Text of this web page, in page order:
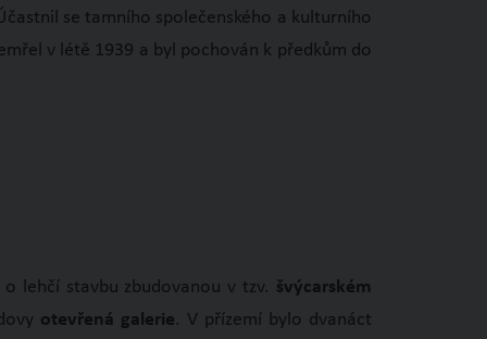
se tamního společenského a kulturního
v létě 1939 a byl pochován k předkům do
lehčí stavbu zbudovanou v tzv. švýcarském
otevřená galerie. V přízemí bylo dvanáct